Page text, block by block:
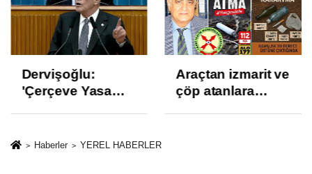
Dervişoğlu:
'Çerçeve Yasa
ve İhanet
Araçtan izmarit ve
çöp atanlara
Haberler YEREL HABERLER